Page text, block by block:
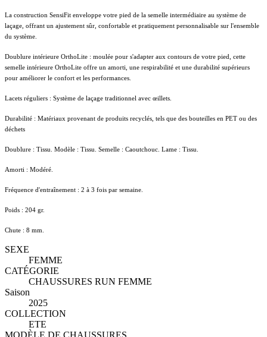
La construction SensiFit enveloppe votre pied de la semelle intermédiaire au système de
laçage, offrant un ajustement sûr, confortable et pratiquement personnalisable sur l'ensemble
du système.
Doublure intérieure OrthoLite : moulée pour s'adapter aux contours de votre pied, cette
semelle intérieure OrthoLite offre un amorti, une respirabilité et une durabilité supérieurs
pour améliorer le confort et les performances.
Lacets réguliers : Système de laçage traditionnel avec œillets.
Durabilité : Matériaux provenant de produits recyclés, tels que des bouteilles en PET ou des
déchets
Doublure : Tissu. Modèle : Tissu. Semelle : Caoutchouc. Lame : Tissu.
Amorti : Modéré.
Fréquence d'entraînement : 2 à 3 fois par semaine.
Poids : 204 gr.
Chute : 8 mm.
SEXE
FEMME
CATÉGORIE
CHAUSSURES RUN FEMME
Saison
2025
COLLECTION
ETE